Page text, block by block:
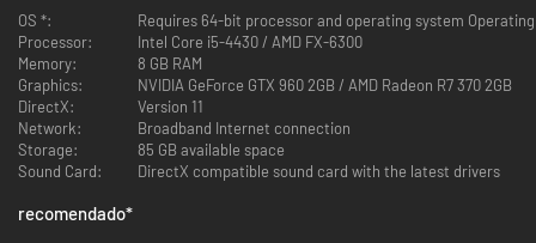
Myth of Empires apresenta jogabilidade sandbox com um alto grau de
liberdade. Os estilos muito diferentes de armas, armaduras e edifícios de
várias civilizações somam mais de 1300 receitas de artesanato,
permitindo-lhe a liberdade máxima na construção do seu próprio império.
OS *:
Requires 64-bit processor and operating system
Processor:
Intel Core i5-4430 / AMD FX-6300
Memory:
8 GB RAM
Graphics:
NVIDIA GeForce GTX 960 2GB / AMD Radeon R7 370 2GB
DirectX:
Version 11
Network:
Broadband Internet connection
Storage:
85 GB available space
Sound Card:
DirectX compatible sound card with the latest drivers
recomendado*